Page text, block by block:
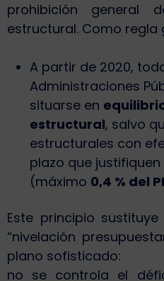
prohibición general
estructural. Como regla
A partir de 2020,
Administraciones
situarse en
estructural, salvo
estructurales con
plazo que
(máximo 0,4 % del
Este principio
“nivelación
plano sofisticado:
no se controla el